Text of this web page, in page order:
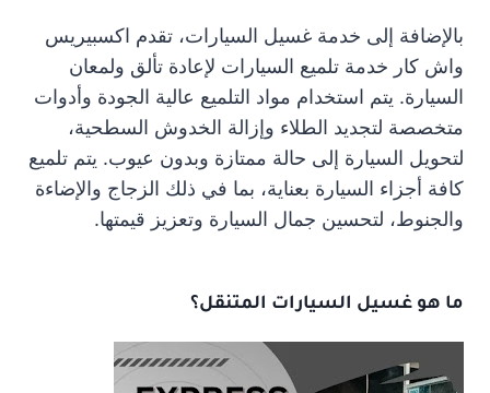
بالإضافة إلى خدمة غسيل السيارات، تقدم اكسبيريس
واش كار خدمة تلميع السيارات لإعادة تألق ولمعان
السيارة. يتم استخدام مواد التلميع عالية الجودة وأدوات
متخصصة لتجديد الطلاء وإزالة الخدوش السطحية،
لتحويل السيارة إلى حالة ممتازة وبدون عيوب. يتم تلميع
كافة أجزاء السيارة بعناية، بما في ذلك الزجاج والإضاءة
والجنوط، لتحسين جمال السيارة وتعزيز قيمتها.
ما هو غسيل السيارات المتنقل؟